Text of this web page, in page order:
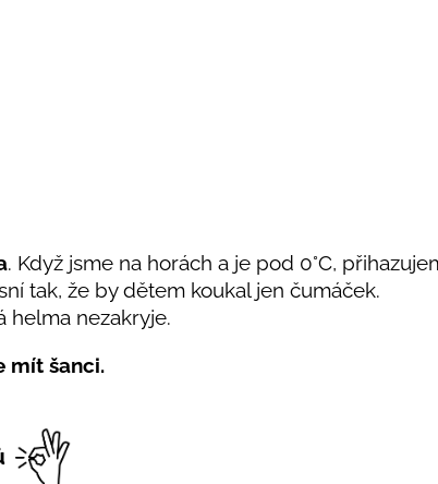
. Když jsme na horách a je pod 0°C,
tak, že by dětem koukal jen čumáček.
helma nezakryje.
mít šanci.